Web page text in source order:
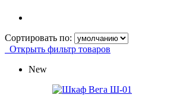
Сортировать по:
Открыть фильтр товаров
New